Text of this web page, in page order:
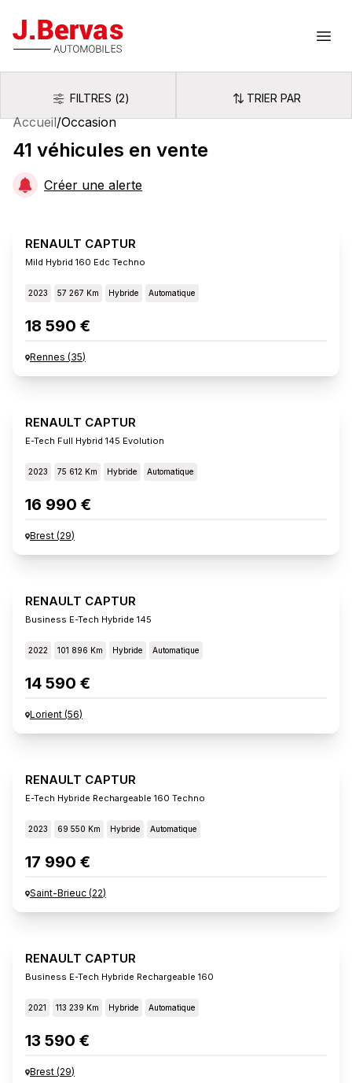
J.Bervas
FiltresFILTRES (2) Trier par
TRIER PAR
Accueil/Occasion
41 véhicules en vente
Créer une alerte
RENAULT CAPTUR
Mild Hybrid 160 Edc Techno
2023 57 267 Km Hybride Automatique
18 590 €
Rennes (35)
RENAULT CAPTUR
E-Tech Full Hybrid 145 Evolution
2023 75 612 Km Hybride Automatique
16 990 €
Brest (29)
RENAULT CAPTUR
Business E-Tech Hybride 145
2022 101 896 Km Hybride Automatique
14 590 €
Lorient (56)
RENAULT CAPTUR
E-Tech Hybride Rechargeable 160 Techno
2023 69 550 Km Hybride Automatique
17 990 €
Saint-Brieuc (22)
RENAULT CAPTUR
Business E-Tech Hybride Rechargeable 160
2021 113 239 Km Hybride Automatique
13 590 €
Brest (29)